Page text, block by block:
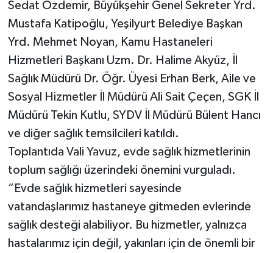
Sedat Özdemir, Büyükşehir Genel Sekreter Yrd.
Mustafa Katipoğlu, Yeşilyurt Belediye Başkan
Yrd. Mehmet Noyan, Kamu Hastaneleri
Hizmetleri Başkanı Uzm. Dr. Halime Akyüz, İl
Sağlık Müdürü Dr. Öğr. Üyesi Erhan Berk, Aile ve
Sosyal Hizmetler İl Müdürü Ali Sait Çeçen, SGK İl
Müdürü Tekin Kutlu, SYDV İl Müdürü Bülent Hancı
ve diğer sağlık temsilcileri katıldı.
Toplantıda Vali Yavuz, evde sağlık hizmetlerinin
toplum sağlığı üzerindeki önemini vurguladı.
“Evde sağlık hizmetleri sayesinde
vatandaşlarımız hastaneye gitmeden evlerinde
sağlık desteği alabiliyor. Bu hizmetler, yalnızca
hastalarımız için değil, yakınları için de önemli bir